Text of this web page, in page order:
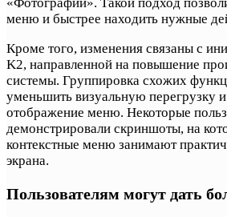
«Фотографии». Такой подход
меню и быстрее находить нужные
Кроме того, изменения связаны с
K2, направленной на повышение
системы. Группировка схожих
уменьшить визуальную перегрузку и
отображение меню. Некоторые
демонстрировали скриншоты, на
контекстные меню занимают
экрана.
Пользователям могут дать